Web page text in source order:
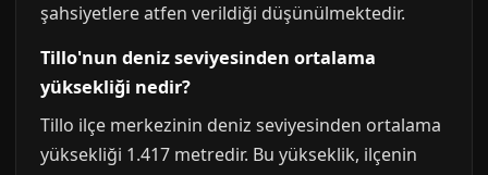
şahsiyetlere atfen verildiği düşünülmektedir.
Tillo'nun deniz seviyesinden ortalama
yüksekliği nedir?
Tillo ilçe merkezinin deniz seviyesinden ortalama
yüksekliği 1.417 metredir. Bu yükseklik, ilçenin